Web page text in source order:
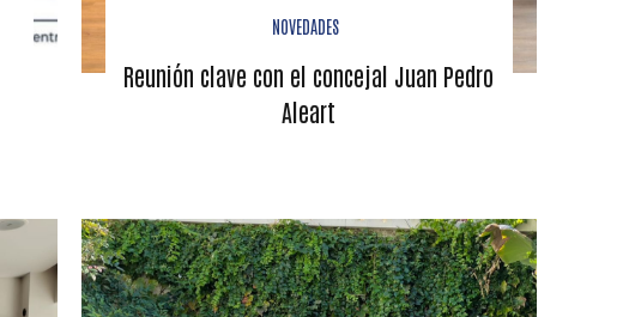
NOVEDADES
Reunión clave con el concejal Juan Pedro
Aleart